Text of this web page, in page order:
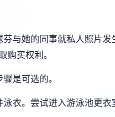
与她的同事就私人照片
购买权利。
是可选的。
衣。尝试进入游泳池更